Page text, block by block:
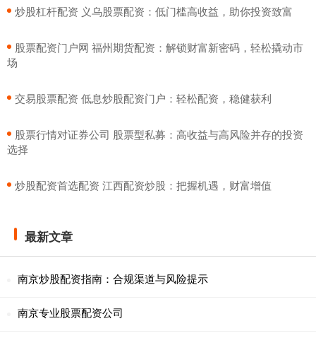
​炒股杠杆配资 义乌股票配资：低门槛高收益，助你投资致富
​股票配资门户网 福州期货配资：解锁财富新密码，轻松撬动市
场
​交易股票配资 低息炒股配资门户：轻松配资，稳健获利
​股票行情对证券公司 股票型私募：高收益与高风险并存的投资
选择
​炒股配资首选配资 江西配资炒股：把握机遇，财富增值
最新文章
南京炒股配资指南：合规渠道与风险提示
南京专业股票配资公司